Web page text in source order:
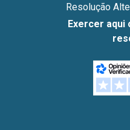
Resolução
Exercer aqui